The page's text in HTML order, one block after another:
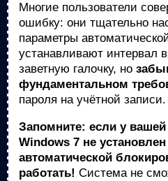
Многие пользователи
ошибку: они тщательно
параметры
устанавливают интервал
заветную галочку, но
фундаментальном
пароля на учётной записи.
Запомните: если у вашей
Windows 7 не
автоматической
работать! Система не